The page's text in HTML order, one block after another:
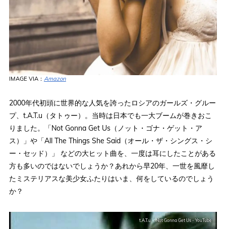
IMAGE VIA： Amazon
2000年代初頭に世界的な人気を誇ったロシアのガールズ・グルー
プ、t.A.T.u（タトゥー）。当時は日本でも一大ブームが巻きおこ
りました。「Not Gonna Get Us（ノット・ゴナ・ゲット・ア
ス）」や「All The Things She Said（オール・ザ・シングス・シ
ー・セッド）」 などの大ヒット曲を、一度は耳にしたことがある
方も多いのではないでしょうか？あれから早20年、一世を風靡し
たミステリアスな美少女ふたりはいま、何をしているのでしょう
か？
t.A.T.u. - Not Gonna Get Us - YouTube